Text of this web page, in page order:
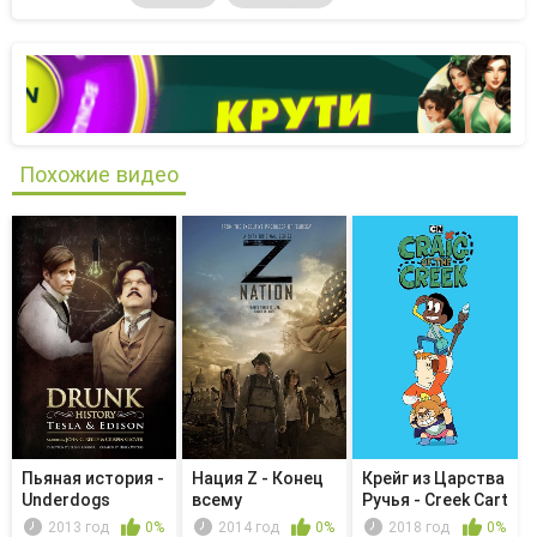
Похожие видео
Пьяная история -
Underdogs
2013 год 0%
Нация Z - Конец
всему
2014 год 0%
Крейг из Царства
Ручья - Creek Cart
R... 2018 год 0%